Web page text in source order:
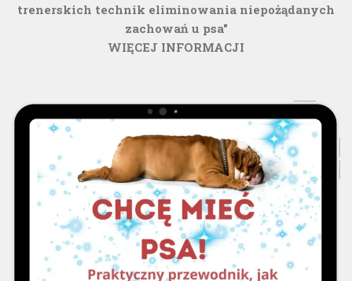
trenerskich technik eliminowania niepożądanych
zachowań u psa"
WIĘCEJ INFORMACJI